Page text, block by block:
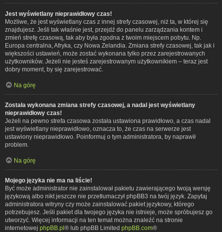
Jest wyświetlany nieprawidłowy czas!
Możliwe, że jest wyświetlany czas z innej strefy czasowej, niż ta, w której się
znajdujesz. Jeśli tak właśnie jest, przejdź do panelu zarządzania kontem i
zmień strefę czasową, tak aby była zgodna z twoim miejscem pobytu. Np.
Europa centralna, Afryka, czy Nowa Zelandia. Zmiana strefy czasowej, tak jak i
większości ustawień, może zostać wykonana tylko przez zarejestrowanych
użytkowników. Jeżeli nie jesteś zarejestrowanym użytkownikiem – teraz jest
dobry moment, by się zarejestrować.
Na górę
Została wykonana zmiana strefy czasowej, a nadal jest wyświetlany
nieprawidłowy czas!
Jeżeli na pewno strefa czasowa została ustawiona prawidłowo, a czas nadal
jest wyświetlany nieprawidłowo, oznacza to, że czas na serwerze jest
ustawiony nieprawidłowo. Poinformuj o tym administratora, by naprawił
problem.
Na górę
Mojego języka nie ma na liście!
Być może administrator nie zainstalował pakietu zawierającego twoją wersję
językową albo nikt jeszcze nie przetłumaczył phpBB3 na twój język. Zapytaj
administratora witryny czy może zainstalować pakiet językowy, którego
potrzebujesz. Jeśli pakiet dla twojego języka nie istnieje, może spróbujesz go
utworzyć. Więcej informacji na ten temat można znaleźć na stronie
internetowej phpBB.pl® lub phpBB Limited phpBB.com®